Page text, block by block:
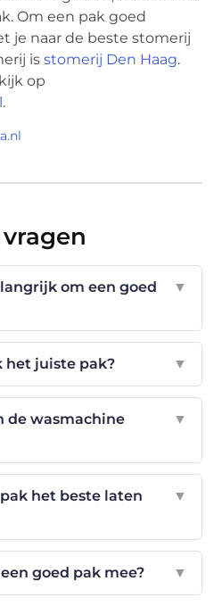
Om een pak goed
je naar de beste stomerij
isstomerij Den Haag.
op
.
om een goed
▼
het juiste pak? ▼
de wasmachine
▼
het beste laten
▼
goed pak mee? ▼